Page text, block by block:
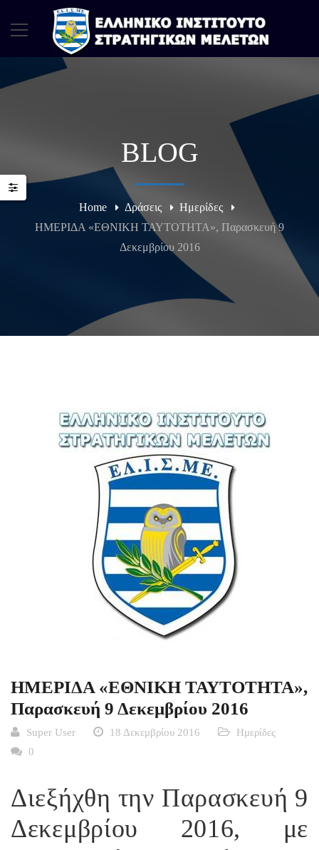
BLOG
Home Δράσεις
Ημερίδες
ΗΜΕΡΙΔΑ «ΕΘΝΙΚΗ ΤΑΥΤΟΤΗΤΑ», Παρασκευή 9
Δεκεμβρίου 2016
ΗΜΕΡΙΔΑ «ΕΘΝΙΚΗ ΤΑΥΤΟΤΗΤΑ»,
Παρασκευή 9 Δεκεμβρίου 2016
Super User 18 Δεκεμβρίου 2016
Ημερίδες
0
Διεξήχθη την Παρασκευή 9
Δεκεμβρίου 2016, με